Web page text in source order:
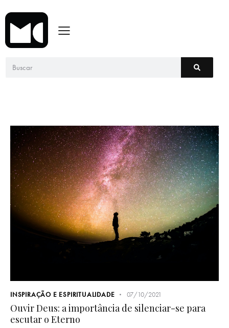
INSPIRAÇÃO E ESPIRITUALIDADE 07/10/2021
Ouvir Deus: a importância de silenciar-se para
escutar o Eterno